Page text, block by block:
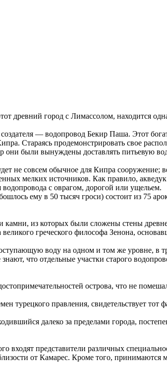
древний город с Лимассолом, находится
— водопровод Бекир Паша. Этот
Стараясь продемонстрировать свое
были вынуждены доставлять питьевую
не совсем обычное для Кипра сооружение;
мелких источников. Как правило,
с оврагом, дорогой или ущельем.
ему в 50 тысяч гроси) состоит из 75
камни, из которых были сложены стены
греческого философа Зенона,
воду на одном и том же уровне, в
что отдельные участки старого
острова, что не
турецкого правления, свидетельствует
далеко за пределами города,
входят представители различных
от Камарес. Кроме того,